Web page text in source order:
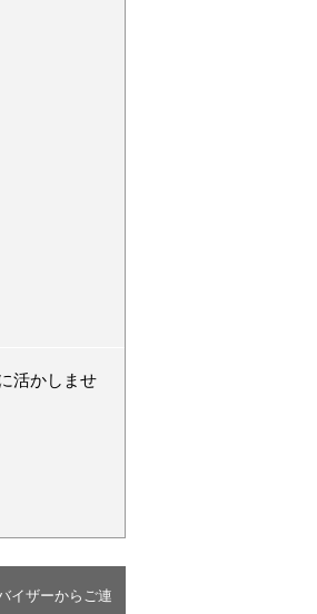
活かしませ
イザーからご連